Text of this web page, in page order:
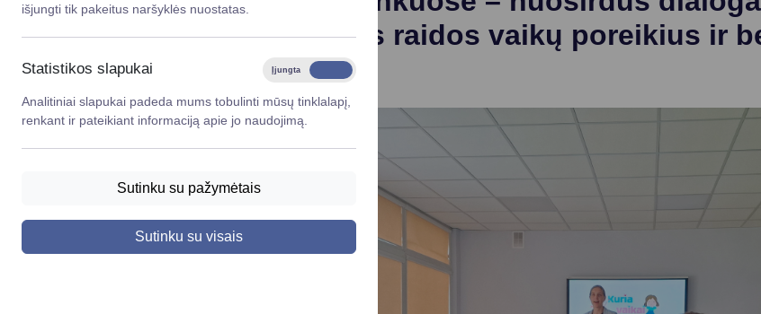
išjungti tik pakeitus naršyklės nuostatas.
Statistikos slapukai Įjungta
Analitiniai slapukai padeda mums tobulinti mūsų tinklalapį,
renkant ir pateikiant informaciją apie jo naudojimą.
Sutinku su pažymėtais
Sutinku su visais
Savivaldybės remiami
Organizacinė struktūra
Teisės aktų pažeidimai
vertinimas
Vartotojų teisių apsauga
Pranešėjų apsauga
atipiškos raidos vaikų poreikius ir
svarbą